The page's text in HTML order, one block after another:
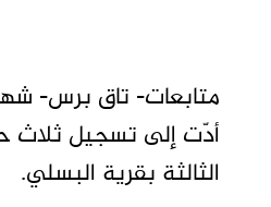
متابعات- تاق برس-
أدّت إلى تسجيل ثلاث
الثالثة بقرية البسلي.